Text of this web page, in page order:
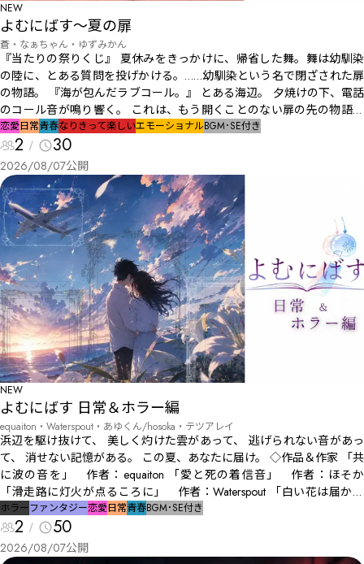
NEW
よむにばす〜夏の扉
蒼・なぁちゃん・ゆずみかん
『当たりの祭りくじ』 夏休みをきっかけに、帰省した舞。舞は幼馴染
の陸に、とある質問を投げかける。……幼馴染という名で閉ざされた扉
の物語。 『海が包んだラブコール。』 とある海辺。 夕焼けの下、電話
のコール音が鳴り響く。 これは、もう開くことのない扉の先の物語。
『花火の恋』 幼馴染の遥斗と芹那は今年も恒例の花火大会にやってく
る。今年こそは想いを伝えようと芹那は決心するが……。
恋愛日常青春なりきって楽しいエモーショナルBGM･SE付き
2 30
2026/08/07公開
NEW
よむにばす 日常＆ホラー編
equaiton・Waterspout・あゆくん/hosoka・テツアレイ
浜辺を駆け抜けて、 美しく灼けた雲があって、 逃げられない音があっ
て、 消せない記憶がある。 この夏、――あなたに届け。 ◇作品＆作家 「共
に波の音を」 作者：equaiton 「愛と死の着信音」 作者：ほそか
「滑走路に灯火が点るころに」 作者：Waterspout 「白い花は届かな
い。」 作者：テツアレイ ◇エンディング曲 『夏の日』 作詞作曲：
ホラーファンタジー恋愛日常青春BGM･SE付き
2 50
2026/08/07公開